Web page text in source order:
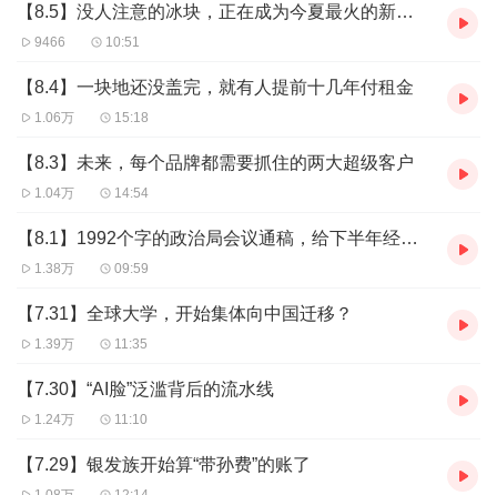
【8.5】没人注意的冰块，正在成为今夏最火的新生意
9466 10:51
【8.4】一块地还没盖完，就有人提前十几年付租金
1.06万 15:18
【8.3】未来，每个品牌都需要抓住的两大超级客户
1.04万 14:54
【8.1】1992个字的政治局会议通稿，给下半年经济踩下油门
1.38万 09:59
【7.31】全球大学，开始集体向中国迁移？
1.39万 11:35
【7.30】“AI脸”泛滥背后的流水线
1.24万 11:10
【7.29】银发族开始算“带孙费”的账了